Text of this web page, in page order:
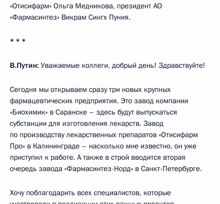
«Отисифарм» Ольга Медникова, президент АО
«Фармасинтез» Викрам Сингх Пуния.
* * *
В.Путин: Уважаемые коллеги, добрый день! Здравствуйте!
Сегодня мы открываем сразу три новых крупных
фармацевтических предприятия. Это завод компании
«Биохимик» в Саранске – здесь будут выпускаться
субстанции для изготовления лекарств. Завод
по производству лекарственных препаратов «Отисифарм
Про» в Калининграде – насколько мне известно, он уже
приступил к работе. А также в строй вводится вторая
очередь завода «Фармасинтез-Норд» в Санкт-Петербурге.
Хочу поблагодарить всех специалистов, которые